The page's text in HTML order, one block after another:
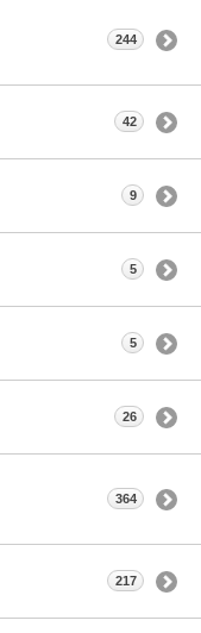
244
42
9
5
5
26
364
217